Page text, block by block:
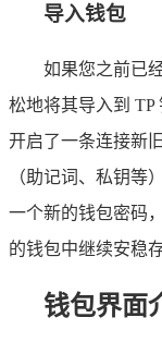
导入钱包
如果您之前已
松地将其导入到 TP
开启了一条连接新
（助记词、私钥等
一个新的钱包密码
的钱包中继续安稳存
钱包界面